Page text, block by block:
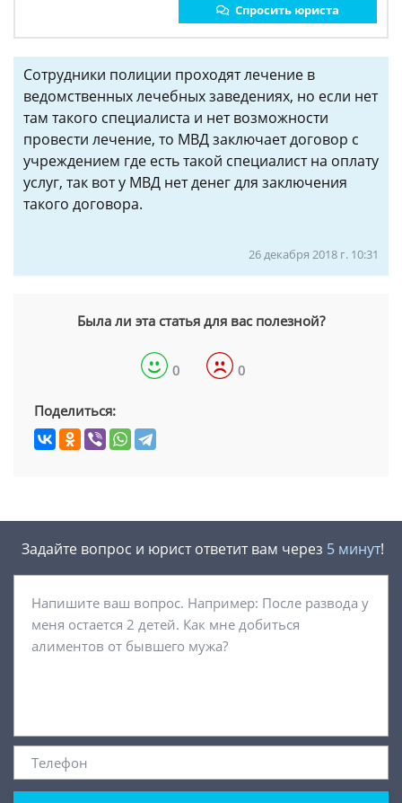
Спросить юриста
Сотрудники полиции проходят лечение в
ведомственных лечебных заведениях, но если нет
там такого специалиста и нет возможности
провести лечение, то МВД заключает договор с
учреждением где есть такой специалист на оплату
услуг, так вот у МВД нет денег для заключения
такого договора.
26 декабря 2018 г. 10:31
Была ли эта статья для вас полезной?
0 0
Поделиться:
Задайте вопрос и юрист ответит вам через 5 минут!